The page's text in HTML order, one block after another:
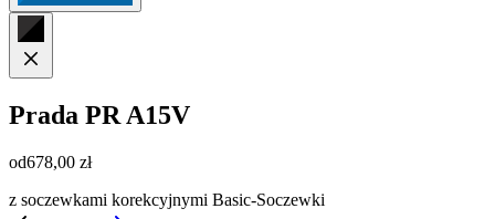
Prada PR A15V
od678,00 zł
z soczewkami korekcyjnymi Basic-Soczewki